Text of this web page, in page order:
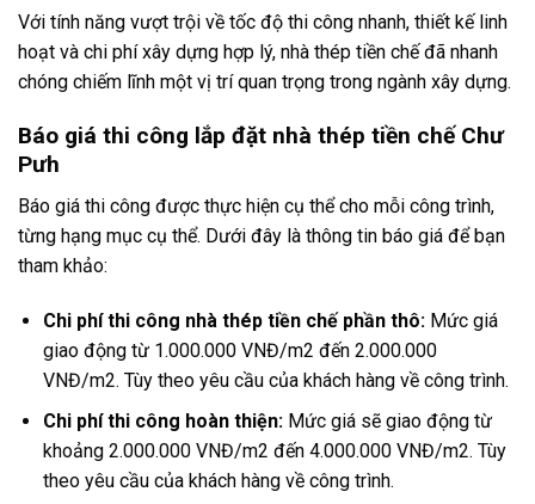
Với tính năng vượt trội về tốc độ thi công nhanh, thiết kế linh
hoạt và chi phí xây dựng hợp lý, nhà thép tiền chế đã nhanh
chóng chiếm lĩnh một vị trí quan trọng trong ngành xây dựng.
Báo giá thi công lắp đặt nhà thép tiền chế Chư
Pưh
Báo giá thi công được thực hiện cụ thể cho mỗi công trình,
từng hạng mục cụ thể. Dưới đây là thông tin báo giá để bạn
tham khảo:
Chi phí thi công nhà thép tiền chế phần thô:Mức giá
giao động từ 1.000.000 VNĐ/m2 đến 2.000.000
VNĐ/m2. Tùy theo yêu cầu của khách hàng về công trình.
Chi phí thi công hoàn thiện:Mức giá sẽ giao động từ
khoảng 2.000.000 VNĐ/m2 đến 4.000.000 VNĐ/m2. Tùy
theo yêu cầu của khách hàng về công trình.